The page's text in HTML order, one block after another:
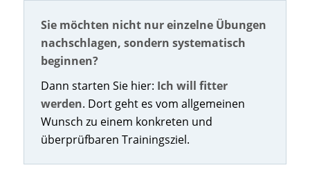
Sie möchten nicht nur einzelne Übungen
nachschlagen, sondern systematisch
beginnen?
Dann starten Sie hier: Ich will fitter
werden. Dort geht es vom allgemeinen
Wunsch zu einem konkreten und
überprüfbaren Trainingsziel.